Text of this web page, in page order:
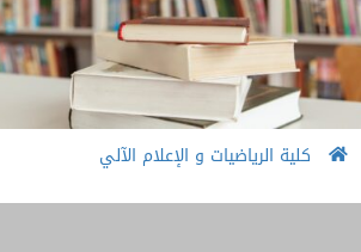
كلية الرياضيات و الإعلام الآلي